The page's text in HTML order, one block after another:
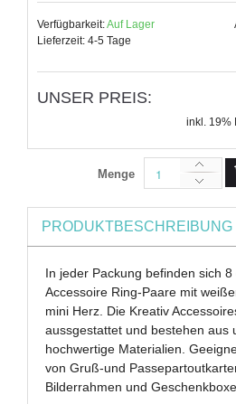
Verfügbarkeit:Auf Lager
Lieferzeit: 4-5 Tage
UNSER PREIS:
inkl. 19%
Menge
PRODUKTBESCHREIBUNG
In jeder Packung befinden sich
Accessoire Ring-Paare mit
mini Herz. Die Kreativ
aussgestattet und bestehen aus
hochwertige Materialien.
von Gruß-und
Bilderrahmen und